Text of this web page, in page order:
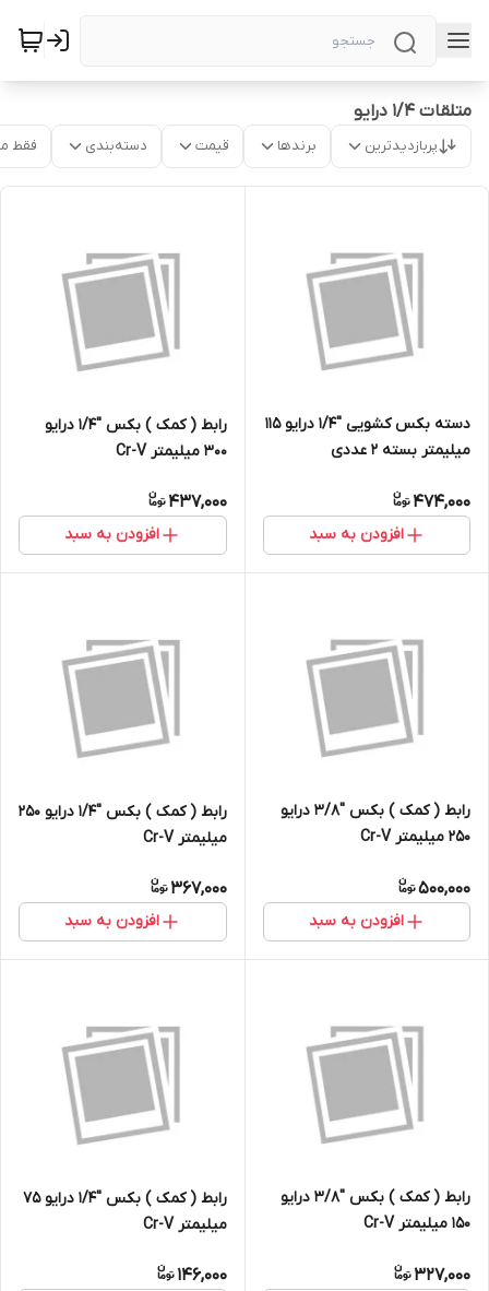
متلقات 1/4 درایو
پربازدیدترین برندها قیمت دسته‌بندی فقط
دسته بکس کشویی ''1/4 درایو 115
میلیمتر بسته 2 عددی
474,000
افزودن به سبد
رابط ( کمک ) بکس ''1/4 درایو
300 میلیمتر Cr-V
437,000
افزودن به سبد
رابط ( کمک ) بکس ''3/8 درایو
250 میلیمتر Cr-V
500,000
افزودن به سبد
رابط ( کمک ) بکس ''1/4 درایو 250
میلیمتر Cr-V
367,000
افزودن به سبد
رابط ( کمک ) بکس ''3/8 درایو
150 میلیمتر Cr-V
327,000
رابط ( کمک ) بکس ''1/4 درایو 75
میلیمتر Cr-V
146,000